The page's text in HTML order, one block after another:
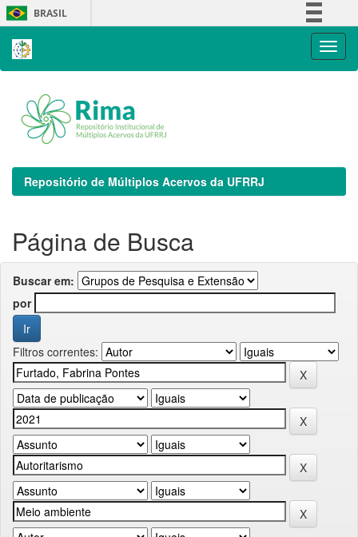
Skip
navigation
BRASIL
Repositório de Múltiplos Acervos da UFRRJ
Página de Busca
Buscar em:
por
Filtros correntes: